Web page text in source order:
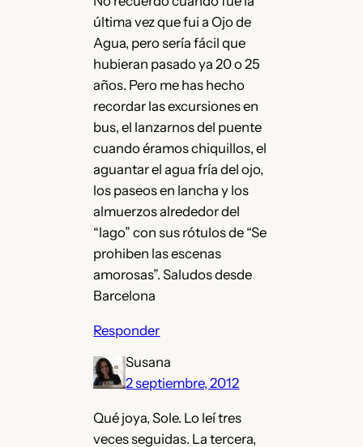
última vez que fui a Ojo de
Agua, pero sería fácil que
hubieran pasado ya 20 o 25
años. Pero me has hecho
recordar las excursiones en
bus, el lanzarnos del puente
cuando éramos chiquillos, el
aguantar el agua fría del ojo,
los paseos en lancha y los
almuerzos alrededor del
“lago” con sus rótulos de “Se
prohiben las escenas
amorosas”. Saludos desde
Barcelona
Responder
Susana
2 septiembre, 2012
Qué joya, Sole. Lo leí tres
veces seguidas. La tercera,